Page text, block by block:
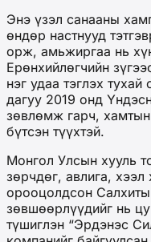
Энэ үзэл санааны
өндөр настнууд
орж, амьжиргаа нь
Ерөнхийлөгчийн
нэг удаа тэглэх
дагуу 2019 онд
зөвлөмж гарч,
бүтсэн түүхтэй.
Монгол Улсын хууль
зөрчдөг, авлига, хээл
орооцолдсон
зөвшөөрлүүдийг нь
түшиглэн “Эрдэнэс